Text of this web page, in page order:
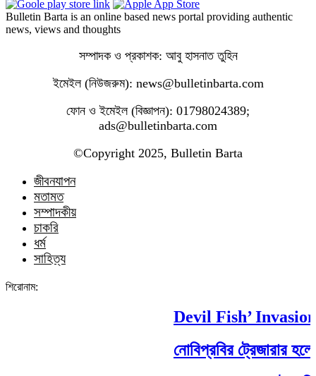
Bulletin Barta is an online based news portal providing authentic
news, views and thoughts
সম্পাদক ও প্রকাশক: আবু হাসনাত তুহিন
ইমেইল (নিউজরুম): news@bulletinbarta.com
ফোন ও ইমেইল (বিজ্ঞাপন): 01798024389;
ads@bulletinbarta.com
©️Copyright 2025, Bulletin Barta
জীবনযাপন
মতামত
সম্পাদকীয়
চাকরি
ধর্ম
সাহিত্য
শিরোনাম:
Devil Fish’
নোবিপ্রবির ট্রেজারার